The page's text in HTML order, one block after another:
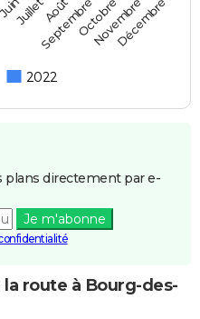
2022
JuinJuilletAoût
SeptembreOctobre
Novembre
Décembre
plans directement par e-
Je m'abonne
route à Bourg-des-